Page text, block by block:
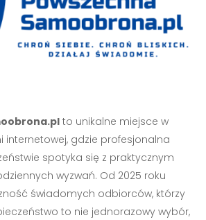
to unikalne miejsce w
internetowej, gdzie profesjonalna
spotyka się z praktycznym
wyzwań. Od 2025 roku
świadomych odbiorców, którzy
to nie jednorazowy wybór,